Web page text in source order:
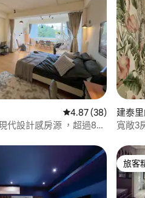
評分（滿分 5 分）
從 38 則評價中獲得
4.87 (38)
代設計感房源 ，超過80
建泰
寬敞3
旅客
旅客